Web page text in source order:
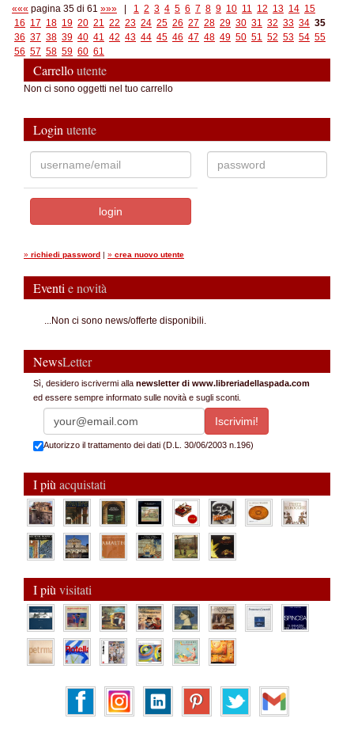
««« pagina 35 di 61 »»» 1 2 3 4 5 6 7 8 9 10 11 12 13 14 15
16 17 18 19 20 21 22 23 24 25 26 27 28 29 30 31 32 33 34 35
36 37 38 39 40 41 42 43 44 45 46 47 48 49 50 51 52 53 54 55
56 57 58 59 60 61
Carrelloutente
Non ci sono oggetti nel tuo carrello
Login utente
» richiedi password | » crea nuovo utente
Eventi e novità
...Non ci sono news/offerte disponibili.
NewsLetter
Sì, desidero iscrivermi alla newsletter di www.libreriadellaspada.com
ed essere sempre informato sulle novità e sugli sconti.
Autorizzo il trattamento dei dati (D.L. 30/06/2003 n.196)
I più acquistati
I più visitati